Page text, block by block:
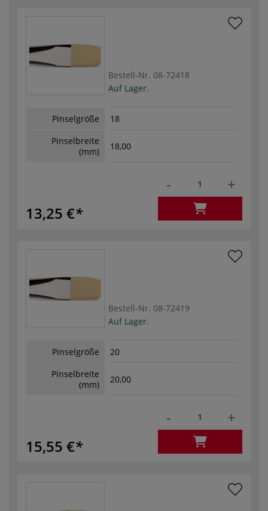
Bestell-Nr. 08-72418
Auf Lager.
Pinselgröße
18
Pinselbreite
(mm)
18,00
13,25 €
- +
Bestell-Nr. 08-72419
Auf Lager.
Pinselgröße
20
Pinselbreite
(mm)
20,00
15,55 €
- +